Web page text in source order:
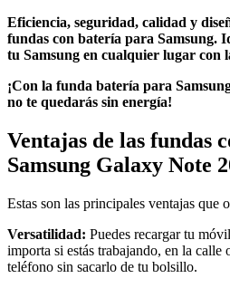
Eficiencia, seguridad, calidad y
fundas con batería para Samsung.
tu Samsung en cualquier lugar con
¡Con la funda batería para
no te quedarás sin energía!
Ventajas de las fundas
Samsung Galaxy Note
Estas son las principales ventajas que
Versatilidad: Puedes recargar tu
importa si estás trabajando, en la calle
teléfono sin sacarlo de tu bolsillo.